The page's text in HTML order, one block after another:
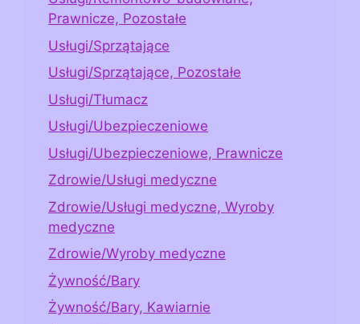
Prawnicze, Pozostałe
Usługi/Sprzątające
Usługi/Sprzątające, Pozostałe
Usługi/Tłumacz
Usługi/Ubezpieczeniowe
Usługi/Ubezpieczeniowe, Prawnicze
Zdrowie/Usługi medyczne
Zdrowie/Usługi medyczne, Wyroby
medyczne
Zdrowie/Wyroby medyczne
Żywność/Bary
Żywność/Bary, Kawiarnie